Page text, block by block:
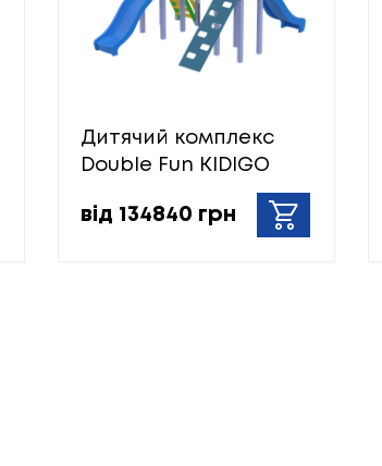
Дитячий комплекс
Double Fun KIDIGO
від 134840 грн